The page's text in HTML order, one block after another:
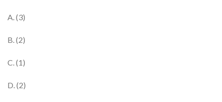
A. (3)
B. (2)
C. (1)
D. (2)